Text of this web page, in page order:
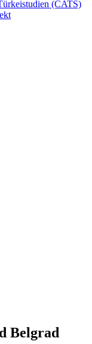
(CATS)
Belgrad